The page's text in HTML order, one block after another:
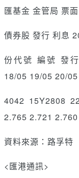
匯基金 金管局 票
債券股 發行 利息
份代號 編號 發
18/05 19/05 20/05
4042 15Y2808
2.765 2.721 2.760
資料來源：路孚特
<匯港通訊>